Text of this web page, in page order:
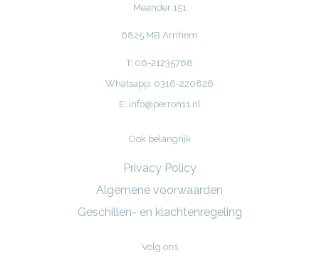
Meander 151
6825 MB Arnhem
T: 06-21235768
Whatsapp: 0316-220826
E: info@perron11.nl
Ook belangrijk
Privacy Policy
Algemene voorwaarden
Geschillen- en klachtenregeling
Volg ons